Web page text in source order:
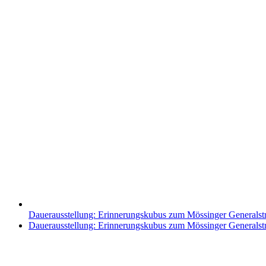
Dauerausstellung: Erinnerungskubus zum Mössinger
Nächster
Dauerausstellung: Erinnerungskubus zum Mössinger